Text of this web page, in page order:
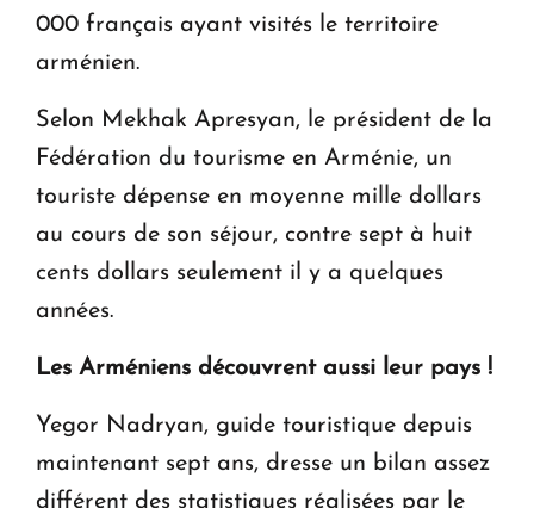
000 français ayant visités le territoire
arménien.
Selon Mekhak Apresyan, le président de la
Fédération du tourisme en Arménie, un
touriste dépense en moyenne mille dollars
au cours de son séjour, contre sept à huit
cents dollars seulement il y a quelques
années.
Les Arméniens découvrent aussi leur pays !
Yegor Nadryan, guide touristique depuis
maintenant sept ans, dresse un bilan assez
différent des statistiques réalisées par le